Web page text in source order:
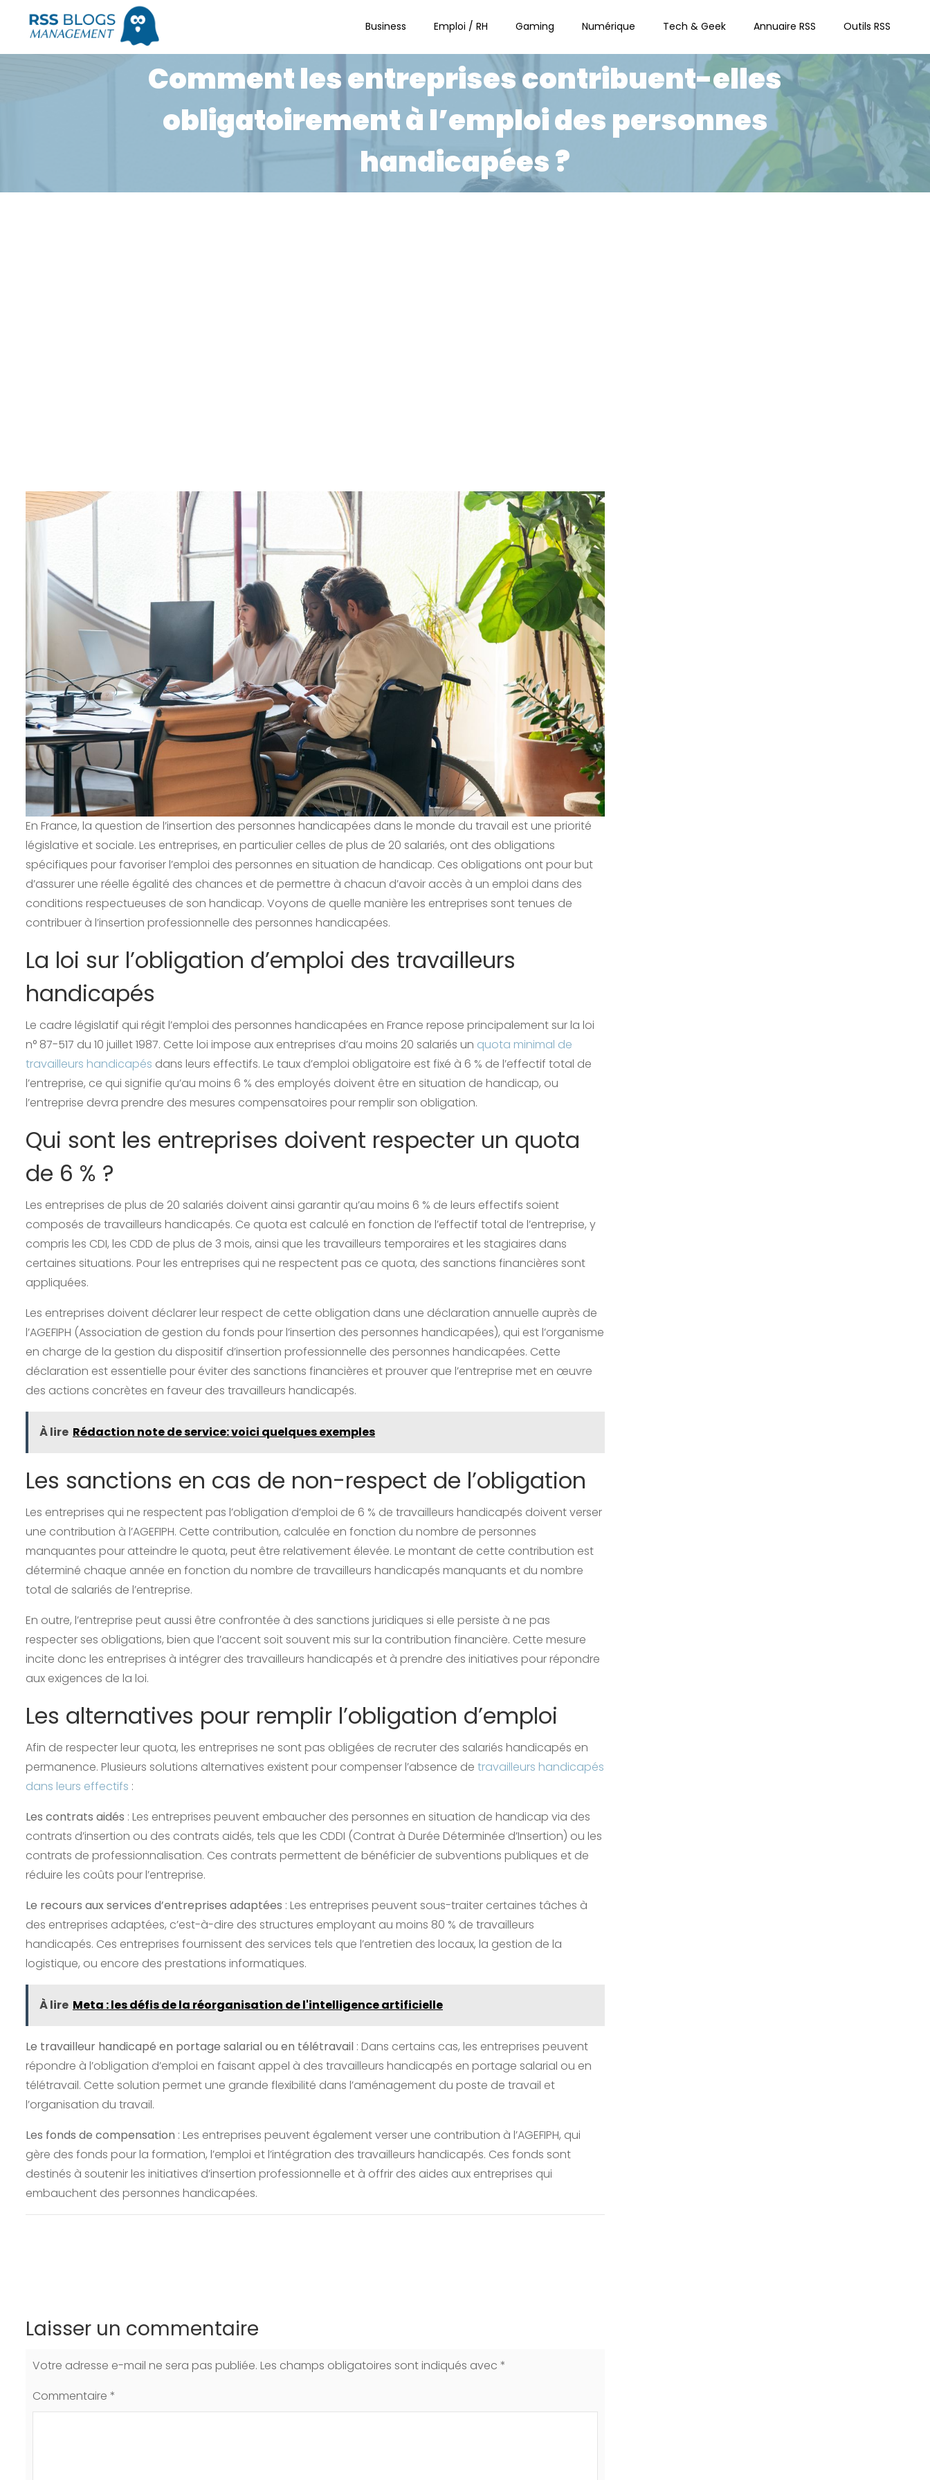
Business Emploi / RH Gaming Numérique Tech & Geek Annuaire RSS Outils RSS
Comment les entreprises contribuent-elles
obligatoirement à l’emploi des personnes
handicapées ?
En France, la question de l’insertion des personnes handicapées dans le monde du travail est une priorité
législative et sociale. Les entreprises, en particulier celles de plus de 20 salariés, ont des obligations
spécifiques pour favoriser l’emploi des personnes en situation de handicap. Ces obligations ont pour but
d’assurer une réelle égalité des chances et de permettre à chacun d’avoir accès à un emploi dans des
conditions respectueuses de son handicap. Voyons de quelle manière les entreprises sont tenues de
contribuer à l’insertion professionnelle des personnes handicapées.
La loi sur l’obligation d’emploi des travailleurs
handicapés
Le cadre législatif qui régit l’emploi des personnes handicapées en France repose principalement sur la loi
n° 87-517 du 10 juillet 1987. Cette loi impose aux entreprises d’au moins 20 salariés un quota minimal de
travailleurs handicapés dans leurs effectifs. Le taux d’emploi obligatoire est fixé à 6 % de l’effectif total de
l’entreprise, ce qui signifie qu’au moins 6 % des employés doivent être en situation de handicap, ou
l’entreprise devra prendre des mesures compensatoires pour remplir son obligation.
Qui sont les entreprises doivent respecter un quota
de 6 % ?
Les entreprises de plus de 20 salariés doivent ainsi garantir qu’au moins 6 % de leurs effectifs soient
composés de travailleurs handicapés. Ce quota est calculé en fonction de l’effectif total de l’entreprise, y
compris les CDI, les CDD de plus de 3 mois, ainsi que les travailleurs temporaires et les stagiaires dans
certaines situations. Pour les entreprises qui ne respectent pas ce quota, des sanctions financières sont
appliquées.
Les entreprises doivent déclarer leur respect de cette obligation dans une déclaration annuelle auprès de
l’AGEFIPH (Association de gestion du fonds pour l’insertion des personnes handicapées), qui est l’organisme
en charge de la gestion du dispositif d’insertion professionnelle des personnes handicapées. Cette
déclaration est essentielle pour éviter des sanctions financières et prouver que l’entreprise met en œuvre
des actions concrètes en faveur des travailleurs handicapés.
À lire Rédaction note de service: voici quelques exemples
Les sanctions en cas de non-respect de l’obligation
Les entreprises qui ne respectent pas l’obligation d’emploi de 6 % de travailleurs handicapés doivent verser
une contribution à l’AGEFIPH. Cette contribution, calculée en fonction du nombre de personnes
manquantes pour atteindre le quota, peut être relativement élevée. Le montant de cette contribution est
déterminé chaque année en fonction du nombre de travailleurs handicapés manquants et du nombre
total de salariés de l’entreprise.
En outre, l’entreprise peut aussi être confrontée à des sanctions juridiques si elle persiste à ne pas
respecter ses obligations, bien que l’accent soit souvent mis sur la contribution financière. Cette mesure
incite donc les entreprises à intégrer des travailleurs handicapés et à prendre des initiatives pour répondre
aux exigences de la loi.
Les alternatives pour remplir l’obligation d’emploi
Afin de respecter leur quota, les entreprises ne sont pas obligées de recruter des salariés handicapés en
permanence. Plusieurs solutions alternatives existent pour compenser l’absence de travailleurs handicapés
dans leurs effectifs :
Les contrats aidés : Les entreprises peuvent embaucher des personnes en situation de handicap via des
contrats d’insertion ou des contrats aidés, tels que les CDDI (Contrat à Durée Déterminée d’Insertion) ou les
contrats de professionnalisation. Ces contrats permettent de bénéficier de subventions publiques et de
réduire les coûts pour l’entreprise.
Le recours aux services d’entreprises adaptées : Les entreprises peuvent sous-traiter certaines tâches à
des entreprises adaptées, c’est-à-dire des structures employant au moins 80 % de travailleurs
handicapés. Ces entreprises fournissent des services tels que l’entretien des locaux, la gestion de la
logistique, ou encore des prestations informatiques.
À lire Meta : les défis de la réorganisation de l'intelligence artificielle
Le travailleur handicapé en portage salarial ou en télétravail : Dans certains cas, les entreprises peuvent
répondre à l’obligation d’emploi en faisant appel à des travailleurs handicapés en portage salarial ou en
télétravail. Cette solution permet une grande flexibilité dans l’aménagement du poste de travail et
l’organisation du travail.
Les fonds de compensation : Les entreprises peuvent également verser une contribution à l’AGEFIPH, qui
gère des fonds pour la formation, l’emploi et l’intégration des travailleurs handicapés. Ces fonds sont
destinés à soutenir les initiatives d’insertion professionnelle et à offrir des aides aux entreprises qui
embauchent des personnes handicapées.
Laisser un commentaire
Votre adresse e-mail ne sera pas publiée. Les champs obligatoires sont indiqués avec *
Commentaire *